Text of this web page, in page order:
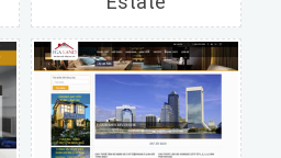
Chi tiết Xem trước